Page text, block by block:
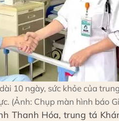
10 ngày, sức khỏe của
(Ảnh: Chụp màn hình báo
Thanh Hóa, trung tá